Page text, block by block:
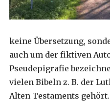
keine Übersetzung,
auch um der fiktiven
Pseudepigrafie
vielen Bibeln z. B. der
Alten Testaments